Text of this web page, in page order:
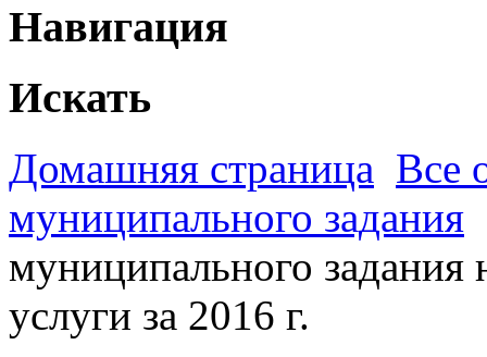
Навигация
Искать
Домашняя страница Все
муниципального задания
муниципального задания
услуги за 2016 г.